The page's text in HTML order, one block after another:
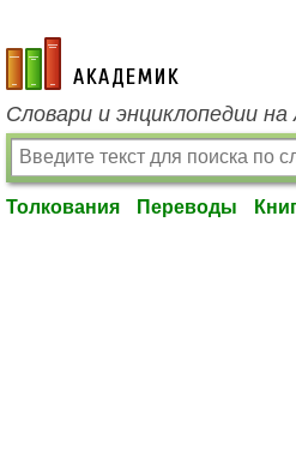
academic.ru
Словари и энциклопедии
Толкования Переводы